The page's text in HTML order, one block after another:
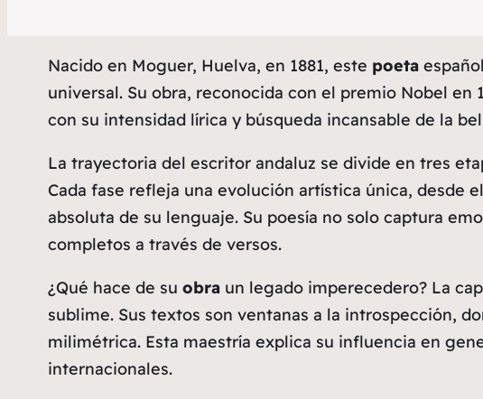
Nacido en Moguer, Huelva, en 1881, este poeta
universal. Su obra, reconocida con el premio Nobel
con su intensidad lírica y búsqueda incansable de la
La trayectoria del escritor andaluz se divide en tres
Cada fase refleja una evolución artística única, desde
absoluta de su lenguaje. Su poesía no solo captura
completos a través de versos.
¿Qué hace de su obraun legado imperecedero? La
sublime. Sus textos son ventanas a la introspección,
milimétrica. Esta maestría explica su influencia en
internacionales.